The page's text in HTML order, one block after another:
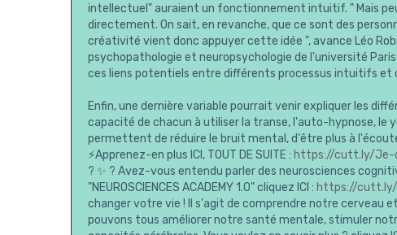
intellectuel" auraient un fonctionnement intuitif. " Mais
directement. On sait, en revanche, que ce sont des
créativité vient donc appuyer cette idée ", avance Léo
psychopathologie et neuropsychologie de l'université
ces liens potentiels entre différents processus intuitifs et
Enfin, une dernière variable pourrait venir expliquer les
capacité de chacun à utiliser la transe, l'auto-hypnose, le
permettent de réduire le bruit mental, d'être plus à
⚡Apprenez-en plus ICI, TOUT DE SUITE : https://cutt.ly/Je-
? ✨ ? Avez-vous entendu parler des neurosciences
"NEUROSCIENCES ACADEMY 1.0" cliquez ICI : https://cutt.ly/
changer votre vie ! Il s'agit de comprendre notre cerveau
pouvons tous améliorer notre santé mentale, stimuler